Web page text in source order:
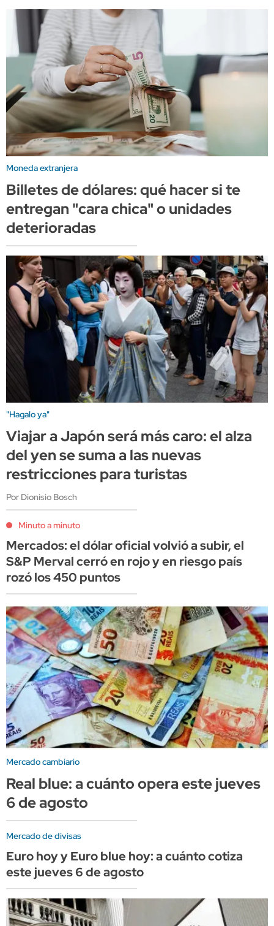
Moneda extranjera
Billetes de dólares: qué hacer si te
entregan "cara chica" o unidades
deterioradas
"Hagalo ya"
Viajar a Japón será más caro: el alza
del yen se suma a las nuevas
restricciones para turistas
Por Dionisio Bosch
Minuto a minuto
Mercados: el dólar oficial volvió a subir, el
S&P Merval cerró en rojo y en riesgo país
rozó los 450 puntos
Mercado cambiario
Real blue: a cuánto opera este jueves
6 de agosto
Mercado de divisas
Euro hoy y Euro blue hoy: a cuánto cotiza
este jueves 6 de agosto